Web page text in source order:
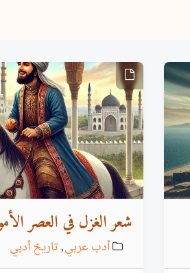
شعر الغزل في العصر
أدب عربي,تاريخ أدبي